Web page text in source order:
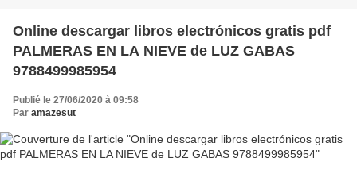
Online descargar libros electrónicos gratis pdf
PALMERAS EN LA NIEVE de LUZ GABAS
9788499985954
Publié le 27/06/2020 à 09:58
Par amazesut